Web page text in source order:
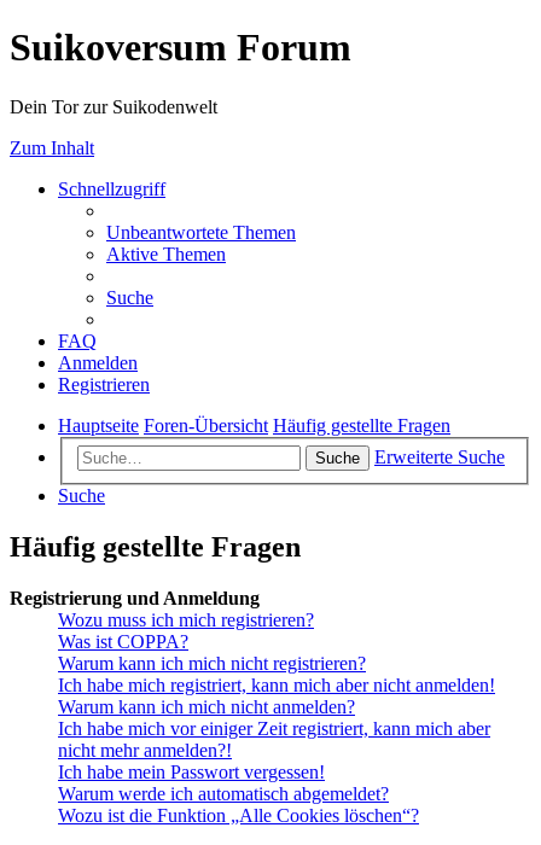
Suikoversum Forum
Dein Tor zur Suikodenwelt
Zum Inhalt
Schnellzugriff
Unbeantwortete Themen
Aktive Themen
Suche
FAQ
Anmelden
Registrieren
Hauptseite Foren-Übersicht Häufig gestellte Fragen
Suche
Erweiterte Suche
Suche
Häufig gestellte Fragen
Registrierung und Anmeldung
Wozu muss ich mich registrieren?
Was ist COPPA?
Warum kann ich mich nicht registrieren?
Ich habe mich registriert, kann mich aber nicht anmelden!
Warum kann ich mich nicht anmelden?
Ich habe mich vor einiger Zeit registriert, kann mich aber
nicht mehr anmelden?!
Ich habe mein Passwort vergessen!
Warum werde ich automatisch abgemeldet?
Wozu ist die Funktion „Alle Cookies löschen“?